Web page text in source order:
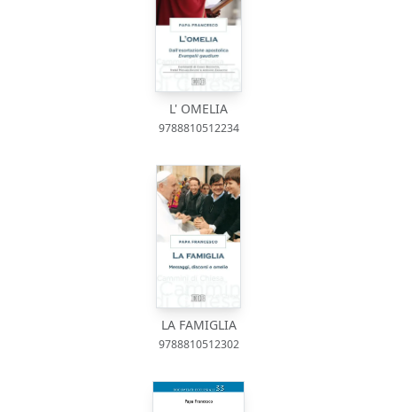
L' OMELIA
9788810512234
LA FAMIGLIA
9788810512302